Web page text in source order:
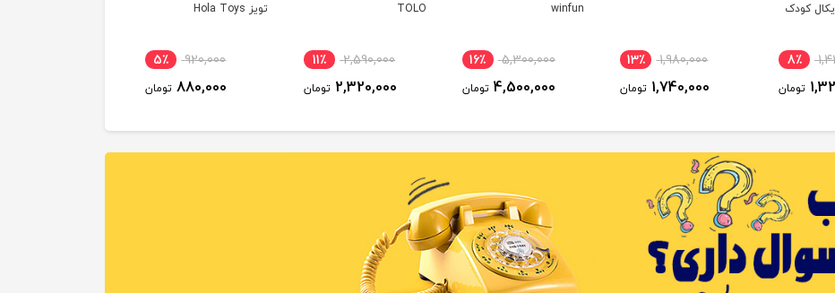
کودک
8٪
تومان
1,980,000 13٪
1,740,000 تومان
winfun
5,300,000 16٪
4,500,000 تومان
TOLO
2,590,000 11٪
2,320,000 تومان
تویز Hola Toys
920,000 5٪
880,000 تومان